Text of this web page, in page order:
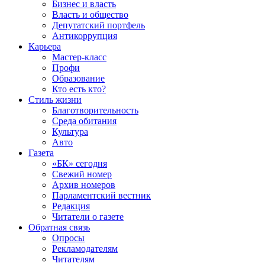
Бизнес и власть
Власть и общество
Депутатский портфель
Антикоррупция
Карьера
Мастер-класс
Профи
Образование
Кто есть кто?
Стиль жизни
Благотворительность
Среда обитания
Культура
Авто
Газета
«БК» сегодня
Свежий номер
Архив номеров
Парламентский вестник
Редакция
Читатели о газете
Обратная связь
Опросы
Рекламодателям
Читателям